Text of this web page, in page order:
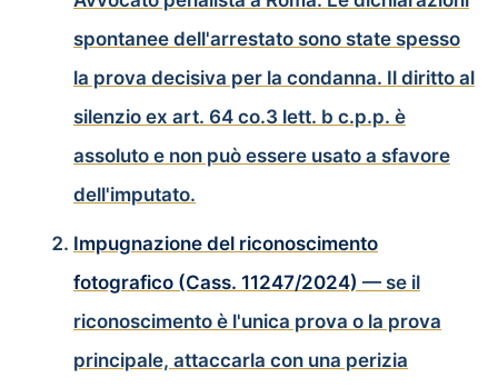
spontanee dell'arrestato sono state spesso
la prova decisiva per la condanna. Il diritto al
silenzio ex art. 64 co.3 lett. b c.p.p. è
assoluto e non può essere usato a sfavore
dell'imputato.
Impugnazione del riconoscimento
fotografico (Cass. 11247/2024) — se il
riconoscimento è l'unica prova o la prova
principale, attaccarla con una perizia